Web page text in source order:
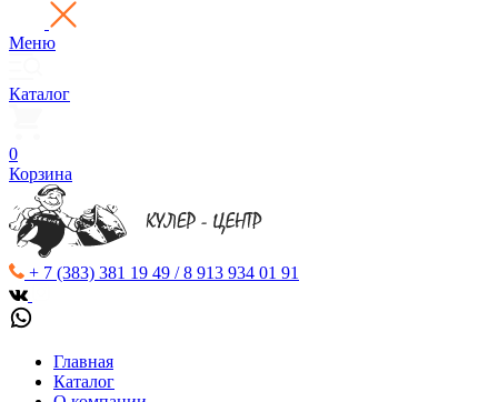
Меню
Каталог
0
Корзина
+ 7 (383) 381 19 49 / 8 913 934 01 91
Главная
Каталог